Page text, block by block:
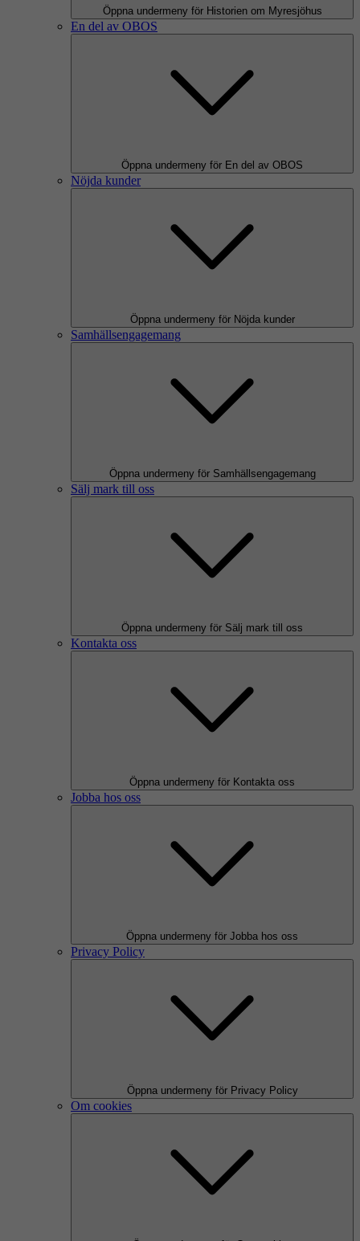
Öppna undermeny för Historien om Myresjöhus
En del av OBOS
Öppna undermeny för En del av OBOS
Nöjda kunder
Öppna undermeny för Nöjda kunder
Samhällsengagemang
Öppna undermeny för Samhällsengagemang
Sälj mark till oss
Öppna undermeny för Sälj mark till oss
Kontakta oss
Öppna undermeny för Kontakta oss
Jobba hos oss
Öppna undermeny för Jobba hos oss
Privacy Policy
Öppna undermeny för Privacy Policy
Om cookies